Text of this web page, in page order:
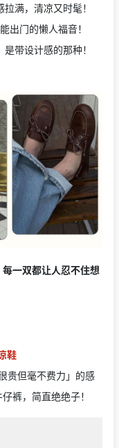
满，清凉又时髦！
出门的懒人福音！
带设计感的那种！
一双都让人忍不住想
鞋
贵但毫不费力」的感
裤，简直绝绝子！